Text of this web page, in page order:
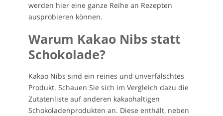
werden hier eine ganze Reihe an Rezepten
ausprobieren können.
Warum Kakao Nibs statt
Schokolade?
Kakao Nibs sind ein reines und unverfälschtes
Produkt. Schauen Sie sich im Vergleich dazu die
Zutatenliste auf anderen kakaohaltigen
Schokoladenprodukten an. Diese enthält, neben